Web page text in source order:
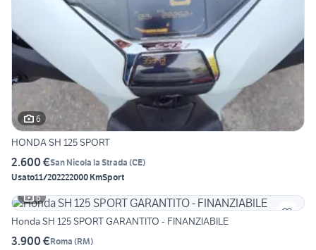
6
HONDA SH 125 SPORT
2.600 €San Nicola la Strada (CE)
Usato11/202222000 KmSport
6
Honda SH 125 SPORT GARANTITO - FINANZIABILE
3.900 €Roma (RM)